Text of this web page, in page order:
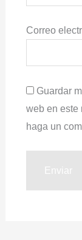
Correo
Guardar
web en este
haga un